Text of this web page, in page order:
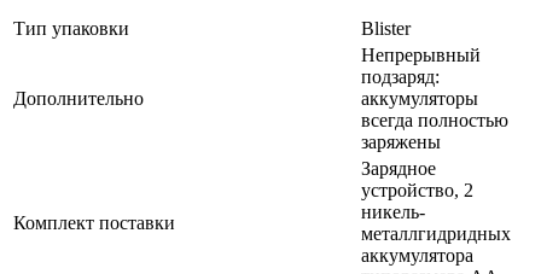
Тип упаковки Blister
Дополнительно
Непрерывный
подзаряд:
аккумуляторы
всегда полностью
заряжены
Комплект поставки
Зарядное
устройство, 2
никель-
металлгидридных
аккумулятора